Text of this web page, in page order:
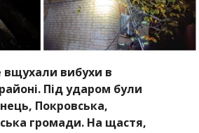
вщухали вибухи в
Під ударом були
Покровська,
громади. На щастя,